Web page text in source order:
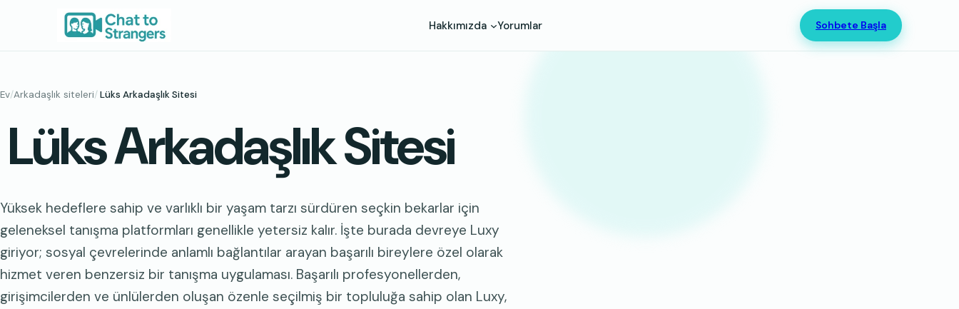
Hakkımızda Yorumlar Sohbete Başla
Ev/Arkadaşlık siteleri/Lüks Arkadaşlık Sitesi
Lüks Arkadaşlık Sitesi
Yüksek hedeflere sahip ve varlıklı bir yaşam tarzı sürdüren seçkin bekarlar için
geleneksel tanışma platformları genellikle yetersiz kalır. İşte burada devreye Luxy
giriyor; sosyal çevrelerinde anlamlı bağlantılar arayan başarılı bireylere özel olarak
hizmet veren benzersiz bir tanışma uygulaması. Başarılı profesyonellerden,
girişimcilerden ve ünlülerden oluşan özenle seçilmiş bir topluluğa sahip olan Luxy,